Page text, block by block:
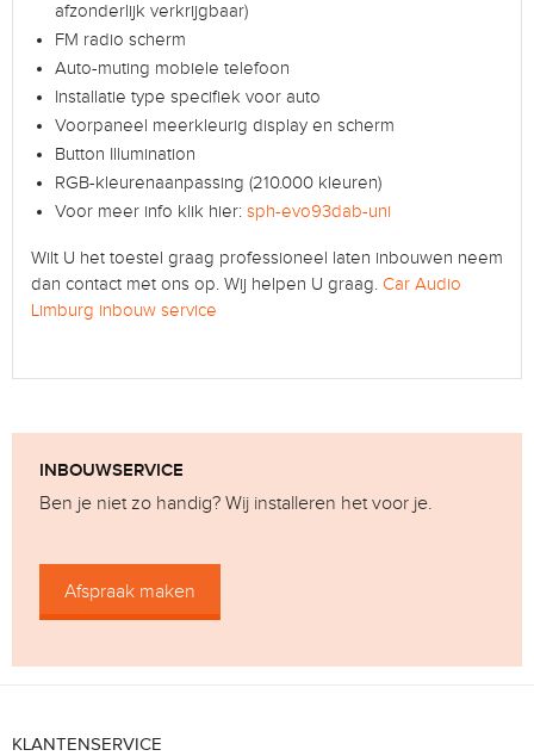
afzonderlijk verkrijgbaar)
FM radio scherm
Auto-muting mobiele telefoon
Installatie type specifiek voor auto
Voorpaneel meerkleurig display en scherm
Button Illumination
RGB-kleurenaanpassing (210.000 kleuren)
Voor meer info klik hier: sph-evo93dab-uni
Wilt U het toestel graag professioneel laten inbouwen neem
dan contact met ons op. Wij helpen U graag. Car Audio
Limburg inbouw service
INBOUWSERVICE
Ben je niet zo handig? Wij installeren het voor je.
Afspraak maken
KLANTENSERVICE